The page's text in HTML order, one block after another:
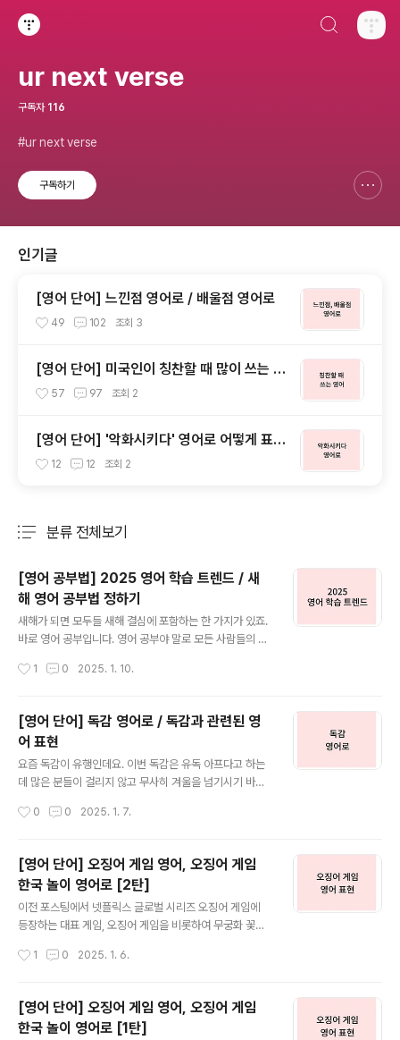
ur next verse
구독자 116
#ur next verse
구독하기
인기글
[영어 단어] 느낀점 영어로 / 배울점 영어로
49 102 조회 3
[영어 단어] 미국인이 칭찬할 때 많이 쓰는 단
어는?
57 97 조회 2
[영어 단어] '악화시키다' 영어로 어떻게 표현
할까
12 12 조회 2
분류 전체보기
[영어 공부법] 2025 영어 학습 트렌드 / 새
해 영어 공부법 정하기
새해가 되면 모두들 새해 결심에 포함하는 한 가지가 있죠.
바로 영어 공부입니다. 영어 공부야 말로 모든 사람들의 평
어 능력이 점점 필요 없어지는 미래가 올 것이라고도 하지
어 능력에 활용하는 것이 중요합니다. 그래서 이번 포스팅
에서는 2024년 가장 인기 많을 영어 학습 트렌드는 무엇
인지, 나에게 적합한 영어 공부법은 무엇인지 다뤄보겠습
니다. 1. AI 기반의 맞춤형 학습2024년, 영어 학습에서
습입니다. 기존의 일률적인 학습 방식에서 벗어나, AI가 개
1 0 2025. 1. 10.
[영어 단어] 독감 영어로 / 독감과 관련된 영
어 표현
요즘 독감이 유행인데요. 이번 독감은 유독 아프다고 하는
데 많은 분들이 걸리지 않고 무사히 겨울을 넘기시기 바라
습니다. 독감에 대해 얘기할 때 독감 유행, 독감 예방, 계절
알아보겠습니다. 1. 일반적인 독감 관련 표현Flu: 독감Th
e flu is highly contagious, so stay home if you fe
el sick.I caught the flu last winter and it was terri
ble.Catch the flu: 독감에 걸리다If you don’t dress
0 0 2025. 1. 7.
[영어 단어] 오징어 게임 영어, 오징어 게임
한국 놀이 영어로 [2탄]
이전 포스팅에서 넷플릭스 글로벌 시리즈 오징어 게임에
등장하는 대표 게임, 오징어 게임을 비롯하여 무궁화 꽃이
룰을 설명하는 방법을 정리했었는데요. 이번 포스팅에서는
을 설명하는 방법도 함께 다뤄보겠습니다. 지난 포스팅을
못 보셨던 분들은 지난 포스팅에서 오징어 게임, 달고나 뽑
1 0 2025. 1. 6.
[영어 단어] 오징어 게임 영어, 오징어 게임
한국 놀이 영어로 [1탄]